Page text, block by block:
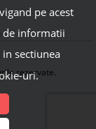
rezervate.
pe acest
de informatii
sectiunea
uri.